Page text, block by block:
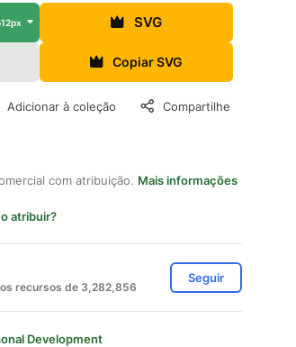
SVG
Copiar SVG
Adicionar à coleção Compartilhe
com atribuição. Mais informações
atribuir?
recursos de 3,282,856
Seguir
Development